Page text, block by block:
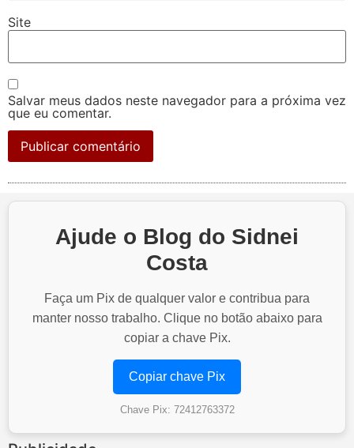
Site
Salvar meus dados neste navegador para a próxima vez
que eu comentar.
Ajude o Blog do Sidnei
Costa
Faça um Pix de qualquer valor e contribua para
manter nosso trabalho. Clique no botão abaixo para
copiar a chave Pix.
Copiar chave Pix
Chave Pix: 72412763372